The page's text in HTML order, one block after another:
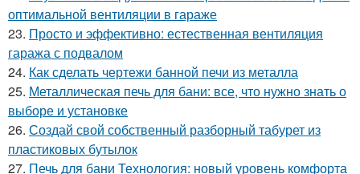
оптимальной вентиляции в гараже
23. Просто и эффективно: естественная вентиляция
гаража с подвалом
24. Как сделать чертежи банной печи из металла
25. Металлическая печь для бани: все, что нужно знать о
выборе и установке
26. Создай свой собственный разборный табурет из
пластиковых бутылок
27. Печь для бани Технология: новый уровень комфорта